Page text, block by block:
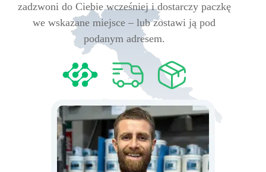
zadzwoni do Ciebie wcześniej i dostarczy paczkę
we wskazane miejsce – lub zostawi ją pod
podanym adresem.